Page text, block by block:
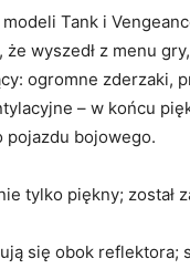
Tank i
że wyszedł z menu
ogromne zderzaki,
– w końcu
pojazdu bojowego.
tylko piękny; został
się obok